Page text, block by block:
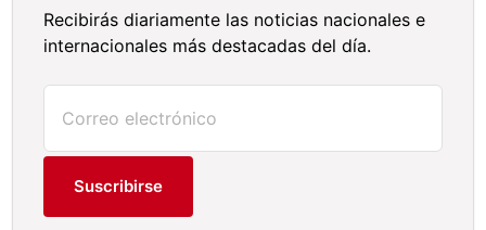
Recibirás diariamente las noticias nacionales e
internacionales más destacadas del día.
Suscribirse